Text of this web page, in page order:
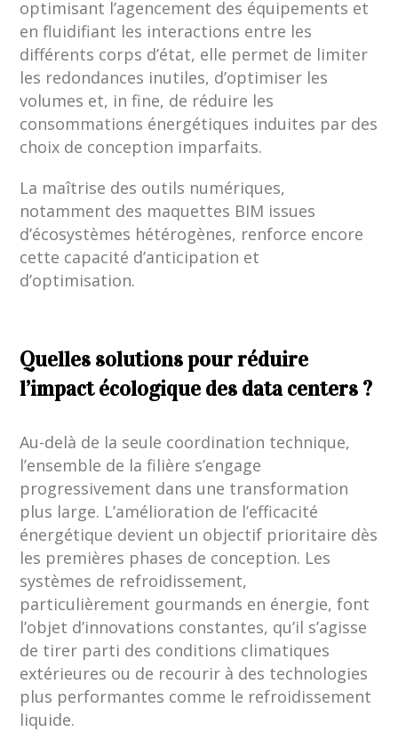
optimisant l’agencement des équipements et
en fluidifiant les interactions entre les
différents corps d’état, elle permet de limiter
les redondances inutiles, d’optimiser les
volumes et, in fine, de réduire les
consommations énergétiques induites par des
choix de conception imparfaits.
La maîtrise des outils numériques,
notamment des maquettes BIM issues
d’écosystèmes hétérogènes, renforce encore
cette capacité d’anticipation et
d’optimisation.
Quelles solutions pour réduire
l’impact écologique des data centers ?
Au-delà de la seule coordination technique,
l’ensemble de la filière s’engage
progressivement dans une transformation
plus large. L’amélioration de l’efficacité
énergétique devient un objectif prioritaire dès
les premières phases de conception. Les
systèmes de refroidissement,
particulièrement gourmands en énergie, font
l’objet d’innovations constantes, qu’il s’agisse
de tirer parti des conditions climatiques
extérieures ou de recourir à des technologies
plus performantes comme le refroidissement
liquide.